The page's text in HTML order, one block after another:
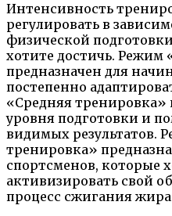
Интенсивность
регулировать в
физической
хотите достичь. Режим
предназначен для
постепенно
«Средняя тренировка»
уровня подготовки и
видимых результатов.
тренировка»
спортсменов, которые
активизировать свой
процесс сжигания